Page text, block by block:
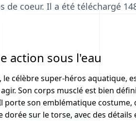
de coeur. Il a été téléchargé
action sous l'eau
le célèbre super-héros aquatique,
Son corps musclé est bien
porte son emblématique costume,
sur le torse, avec des détails